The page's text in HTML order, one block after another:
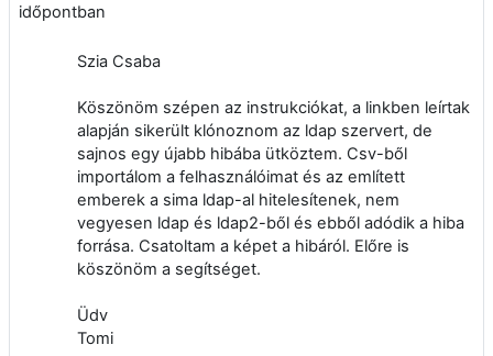
időpontban
Szia Csaba
Köszönöm szépen az instrukciókat, a linkben leírtak
alapján sikerült klónoznom az ldap szervert, de
sajnos egy újabb hibába ütköztem. Csv-ből
importálom a felhasználóimat és az említett
emberek a sima ldap-al hitelesítenek, nem
vegyesen ldap és ldap2-ből és ebből adódik a hiba
forrása. Csatoltam a képet a hibáról. Előre is
köszönöm a segítséget.
Üdv
Tomi